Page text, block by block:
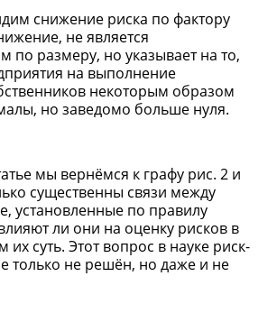
снижение риска по фактору
не является
по размеру, но указывает на то,
на выполнение
некоторым образом
но заведомо больше нуля.
мы вернёмся к графу рис. 2 и
существенны связи между
установленные по правилу
ли они на оценку рисков в
суть. Этот вопрос в науке риск-
только не решён, но даже и не